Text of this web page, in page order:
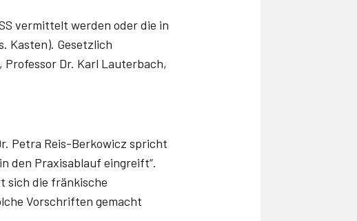
vermittelt werden oder die in
Kasten). Gesetzlich
Dr. Karl Lauterbach,
Petra Reis-Berkowicz spricht
den Praxisablauf eingreift“.
sich die fränkische
Vorschriften gemacht